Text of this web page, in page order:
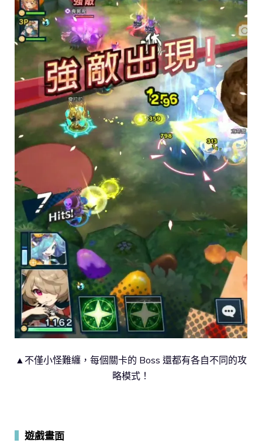
▲不僅小怪難纏，每個關卡的 Boss 還都有各自不同的攻
略模式！
遊戲畫面